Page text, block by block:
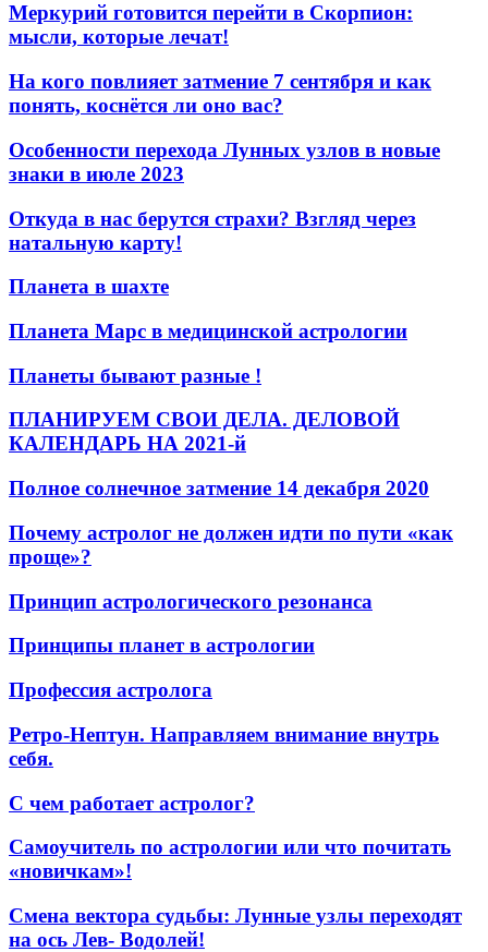
Меркурий готовится перейти в Скорпион:
мысли, которые лечат!
На кого повлияет затмение 7 сентября и как
понять, коснётся ли оно вас?
Особенности перехода Лунных узлов в новые
знаки в июле 2023
Откуда в нас берутся страхи? Взгляд через
натальную карту!
Планета в шахте
Планета Марс в медицинской астрологии
Планеты бывают разные !
ПЛАНИРУЕМ СВОИ ДЕЛА. ДЕЛОВОЙ
КАЛЕНДАРЬ НА 2021-й
Полное солнечное затмение 14 декабря 2020
Почему астролог не должен идти по пути «как
проще»?
Принцип астрологического резонанса
Принципы планет в астрологии
Профессия астролога
Ретро-Нептун. Направляем внимание внутрь
себя.
С чем работает астролог?
Самоучитель по астрологии или что почитать
«новичкам»!
Смена вектора судьбы: Лунные узлы переходят
на ось Лев- Водолей!